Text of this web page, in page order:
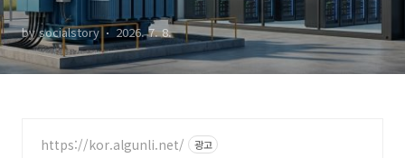
by socialstory 2026. 7. 8.
https://kor.algunli.net/ 광고